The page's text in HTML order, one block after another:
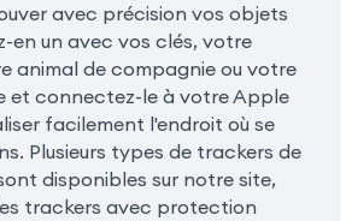
avec précision vos objets
en un avec vos clés, votre
animal de compagnie ou votre
et connectez-le à votre Apple
facilement l'endroit où se
Plusieurs types de trackers de
disponibles sur notre site,
trackers avec protection